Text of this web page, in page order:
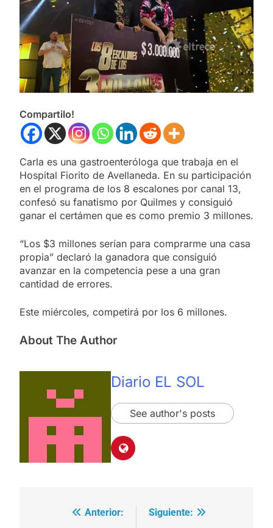
Compartilo!
Carla es una gastroenteróloga que trabaja en el
Hospital Fiorito de Avellaneda. En su participación
en el programa de los 8 escalones por canal 13,
confesó su fanatismo por Quilmes y consiguió
ganar el certámen que es como premio 3 millones.
“Los $3 millones serían para comprarme una casa
propia” declaró la ganadora que consiguió
avanzar en la competencia pese a una gran
cantidad de errores.
Este miércoles, competirá por los 6 millones.
About The Author
Diario EL SOL
See author's posts
Navegación
Anterior:
Siguiente: